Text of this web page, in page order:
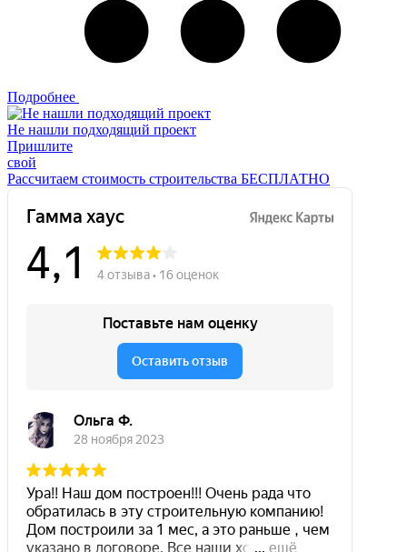
Подробнее
Не нашли подходящий проект
Пришлите
свой
Рассчитаем стоимость строительства БЕСПЛАТНО